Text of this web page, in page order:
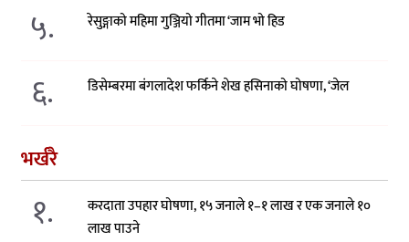
५. रेसुङ्गाको महिमा गुञ्जियो गीतमा ‘जाम भो हिड
६. डिसेम्बरमा बंगलादेश फर्किने शेख हसिनाको घोषणा, ‘जेल
भर्खरै
१.
करदाता उपहार घोषणा, १५ जनाले १–१ लाख र एक जनाले १०
लाख पाउने